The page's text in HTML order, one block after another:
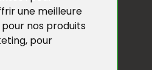
une meilleure
nos produits
, pour